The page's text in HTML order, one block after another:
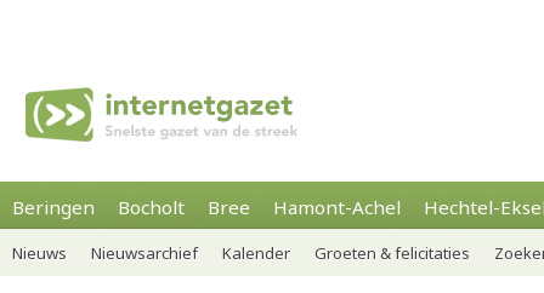
Beringen Bocholt Bree Hamont-Achel Hechtel-
Nieuws Nieuwsarchief Kalender Groeten & felicitaties